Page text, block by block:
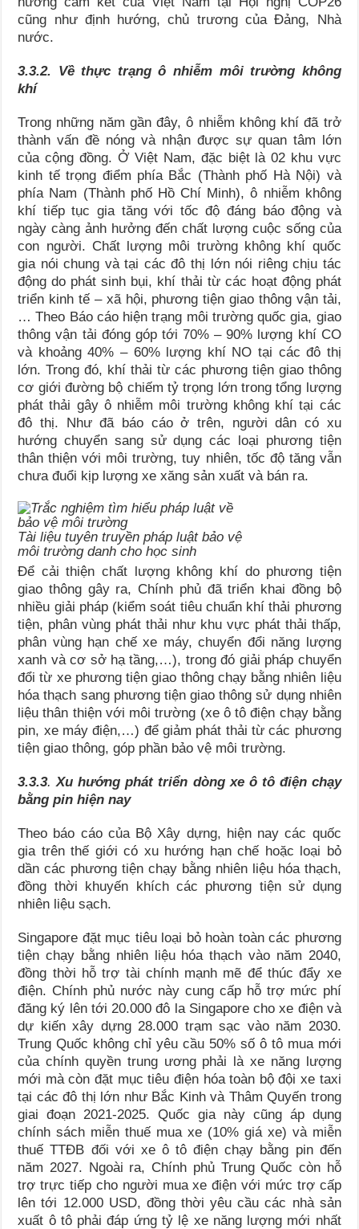
cũng như định hướng, chủ trương của Đảng, Nhà
nước.
3.3.2. Về thực trạng ô nhiễm môi trường không
khí
Trong những năm gần đây, ô nhiễm không khí đã trở
thành vấn đề nóng và nhận được sự quan tâm lớn
của cộng đồng. Ở Việt Nam, đặc biệt là 02 khu vực
kinh tế trọng điểm phía Bắc (Thành phố Hà Nội) và
phía Nam (Thành phố Hồ Chí Minh), ô nhiễm không
khí tiếp tục gia tăng với tốc độ đáng báo động và
ngày càng ảnh hưởng đến chất lượng cuộc sống của
con người. Chất lượng môi trường không khí quốc
gia nói chung và tại các đô thị lớn nói riêng chịu tác
động do phát sinh bụi, khí thải từ các hoạt động phát
triển kinh tế – xã hội, phương tiện giao thông vận tải,
… Theo Báo cáo hiện trạng môi trường quốc gia, giao
thông vận tải đóng góp tới 70% – 90% lượng khí CO
và khoảng 40% – 60% lượng khí NO tại các đô thị
lớn. Trong đó, khí thải từ các phương tiện giao thông
cơ giới đường bộ chiếm tỷ trọng lớn trong tổng lượng
phát thải gây ô nhiễm môi trường không khí tại các
đô thị. Như đã báo cáo ở trên, người dân có xu
hướng chuyển sang sử dụng các loại phương tiện
thân thiện với môi trường, tuy nhiên, tốc độ tăng vẫn
chưa đuổi kịp lượng xe xăng sản xuất và bán ra.
Tài liệu tuyên truyền pháp luật bảo vệ
môi trường danh cho học sinh
Để cải thiện chất lượng không khí do phương tiện
giao thông gây ra, Chính phủ đã triển khai đồng bộ
nhiều giải pháp (kiểm soát tiêu chuẩn khí thải phương
tiện, phân vùng phát thải như khu vực phát thải thấp,
phân vùng hạn chế xe máy, chuyển đổi năng lượng
xanh và cơ sở hạ tầng,…), trong đó giải pháp chuyển
đổi từ xe phương tiện giao thông chạy bằng nhiên liệu
hóa thạch sang phương tiện giao thông sử dụng nhiên
liệu thân thiện với môi trường (xe ô tô điện chạy bằng
pin, xe máy điện,…) để giảm phát thải từ các phương
tiện giao thông, góp phần bảo vệ môi trường.
3.3.3. Xu hướng phát triển dòng xe ô tô điện chạy
bằng pin hiện nay
Theo báo cáo của Bộ Xây dựng, hiện nay các quốc
gia trên thế giới có xu hướng hạn chế hoặc loại bỏ
dần các phương tiện chạy bằng nhiên liệu hóa thạch,
đồng thời khuyến khích các phương tiện sử dụng
nhiên liệu sạch.
Singapore đặt mục tiêu loại bỏ hoàn toàn các phương
tiện chạy bằng nhiên liệu hóa thạch vào năm 2040,
đồng thời hỗ trợ tài chính mạnh mẽ để thúc đẩy xe
điện. Chính phủ nước này cung cấp hỗ trợ mức phí
đăng ký lên tới 20.000 đô la Singapore cho xe điện và
dự kiến xây dựng 28.000 trạm sạc vào năm 2030.
Trung Quốc không chỉ yêu cầu 50% số ô tô mua mới
của chính quyền trung ương phải là xe năng lượng
mới mà còn đặt mục tiêu điện hóa toàn bộ đội xe taxi
tại các đô thị lớn như Bắc Kinh và Thâm Quyến trong
giai đoạn 2021-2025. Quốc gia này cũng áp dụng
chính sách miễn thuế mua xe (10% giá xe) và miễn
thuế TTĐB đối với xe ô tô điện chạy bằng pin đến
năm 2027. Ngoài ra, Chính phủ Trung Quốc còn hỗ
trợ trực tiếp cho người mua xe điện với mức trợ cấp
lên tới 12.000 USD, đồng thời yêu cầu các nhà sản
xuất ô tô phải đáp ứng tỷ lệ xe năng lượng mới nhất